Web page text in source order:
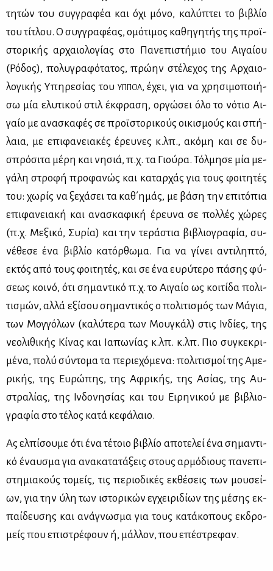
τη­τών του συγ­γρα­φέα και όχι μό­νο, κα­λύ­πτει το βι­βλίο
του τί­τλου. Ο συγ­γρα­φέ­ας, ομό­τι­μος κα­θη­γη­τής της προϊ­
στο­ρι­κής αρ­χαιο­λο­γί­ας στο Πα­νε­πι­στή­μιο του Αι­γαί­ου
(Ρό­δος), πο­λυ­γρα­φό­τα­τος, πρώ­ην στέ­λε­χος της Αρ­χαιο­
λο­γι­κής Υπη­ρε­σί­ας του ΥΠ­ΠΟΑ, έχει, για να χρη­σι­μο­ποι­ή­
σω μία ελυ­τι­κού στιλ έκ­φρα­ση, ορ­γώ­σει όλο το νό­τιο Αι­
γαίο με ανα­σκα­φές σε προϊ­στο­ρι­κούς οι­κι­σμούς και σπή­
λαια, με επι­φα­νεια­κές έρευ­νες κ.λπ., ακό­μη και σε δυ­
σπρό­σι­τα μέ­ρη και νη­σιά, π.χ. τα Γιού­ρα. Τόλ­μη­σε μία με­
γά­λη στρο­φή προ­φα­νώς και κα­ταρ­χάς για τους φοι­τη­τές
του: χω­ρίς να ξε­χά­σει τα καθ΄ημάς, με βά­ση την επι­τό­πια
επι­φα­νεια­κή και ανα­σκα­φι­κή έρευ­να σε πολ­λές χώ­ρες
(π.χ. Με­ξι­κό, Συ­ρία) και την τε­ρά­στια βι­βλιο­γρα­φία, συ­
νέ­θε­σε ένα βι­βλίο κα­τόρ­θω­μα. Για να γί­νει αντι­λη­πτό,
εκτός από τους φοι­τη­τές, και σε ένα ευ­ρύ­τε­ρο πά­σης φύ­
σε­ως κοι­νό, ότι ση­μα­ντι­κό π.χ. το Αι­γαίο ως κοι­τί­δα πο­λι­
τι­σμών, αλ­λά εξί­σου ση­μα­ντι­κός ο πο­λι­τι­σμός των Μά­για,
των Μογ­γό­λων (κα­λύ­τε­ρα των Μου­γκάλ) στις Ιν­δί­ες, της
νε­ο­λι­θι­κής Κί­νας και Ια­πω­νί­ας κ.λπ. κ.λπ. Πιο συ­γκε­κρι­
μέ­να, πο­λύ σύ­ντο­μα τα πε­ριε­χό­με­να: πο­λι­τι­σμοί της Αμε­
ρι­κής, της Ευ­ρώ­πης, της Αφρι­κής, της Ασί­ας, της Αυ­
στρα­λί­ας, της Ιν­δο­νη­σί­ας και του Ει­ρη­νι­κού με βι­βλιο­
γρα­φία στο τέ­λος κα­τά κε­φά­λαιο.
Ας ελ­πί­σου­με ότι ένα τέ­τοιο βι­βλίο απο­τε­λεί ένα ση­μα­ντι­
κό έναυ­σμα για ανα­κα­τα­τά­ξεις στους αρ­μό­διους πα­νε­πι­
στη­μια­κούς το­μείς, τις πε­ριο­δι­κές εκ­θέ­σεις των μου­σεί­
ων, για την ύλη των ιστο­ρι­κών εγ­χει­ρι­δί­ων της μέ­σης εκ­
παί­δευ­σης και ανά­γνω­σμα για τους κα­τά­κο­πους εκ­δρο­
μείς που επι­στρέ­φουν ή, μάλ­λον, που επέ­στρε­φαν.